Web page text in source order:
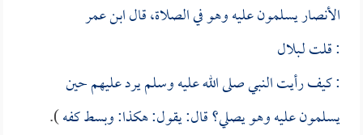
الأنصار يسلمون عليه وهو في الصلاة، قالابن عمر
: قلت لـبلال
: كيف رأيت النبي صلى الله عليه وسلم يرد عليهم حين
يسلمون عليه وهو يصلي؟ قال: يقول: هكذا: وبسط كفه).